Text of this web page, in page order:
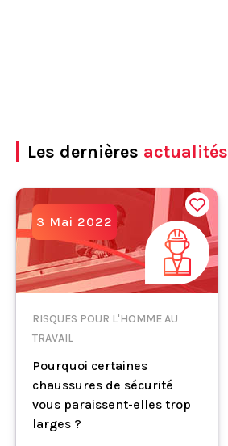
Les dernières actualités
3 Mai 2022
RISQUES POUR L'HOMME AU
TRAVAIL
Pourquoi certaines
chaussures de sécurité
vous paraissent-elles trop
larges ?